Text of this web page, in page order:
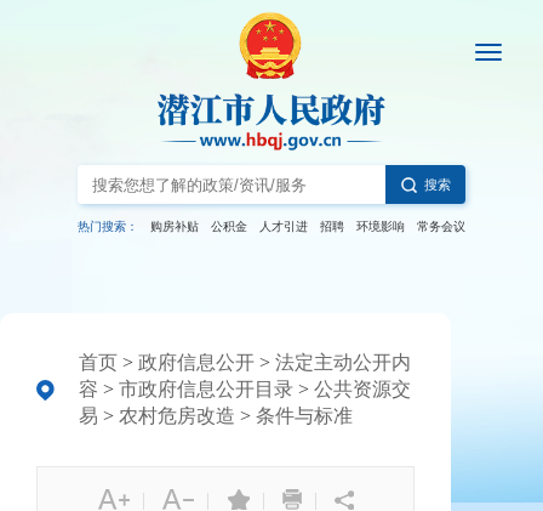
搜索
热门搜索： 购房补贴 公积金 人才引进 招聘 环境影响 常务会议
首页 > 政府信息公开 > 法定主动公开内
容 > 市政府信息公开目录 > 公共资源交
易 > 农村危房改造 > 条件与标准
| | | |